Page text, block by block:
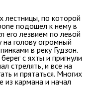
лестницы, по которой
подошел к нему в
его лезвием по левой
голову огромный
в реку Гудзон.
с яхты и пригнули
стрелять, и все на
и прятаться. Многих
из кармана и начал